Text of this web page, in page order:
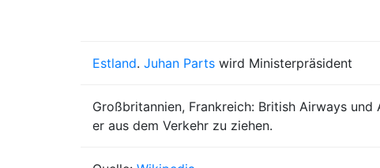
Estland. Juhan Parts wird Ministerpräsident
Großbritannien, Frankreich: British Airways
er aus dem Verkehr zu ziehen.